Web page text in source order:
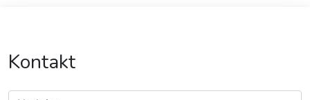
Kontakt